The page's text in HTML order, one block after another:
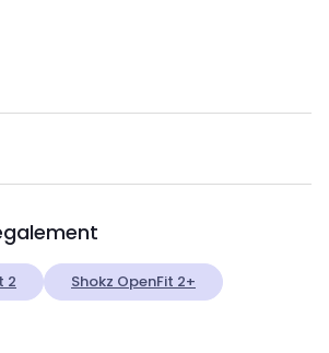
2 Shokz OpenFit 2+